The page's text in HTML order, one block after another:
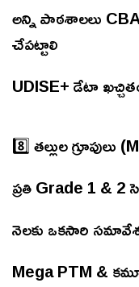
అన్ని పాఠశాలలు
చేపట్టాలి
UDISE+ డేటా
8️⃣ తల్లుల
ప్రతి Grade 1 & 2
నెలకు ఒకసారి
Mega PTM &